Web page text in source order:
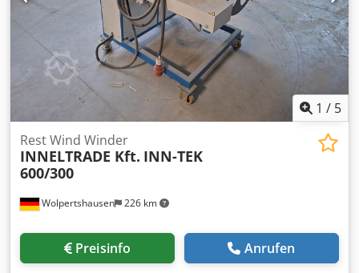
1 / 5
Wolpertshausen 226 km
Rest Wind Winder
INNELTRADE Kft. INN-TEK
600/300
Preisinfo Anrufen